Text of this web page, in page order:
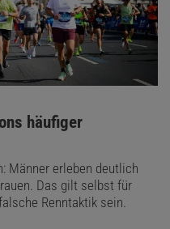
häufiger
Männer erleben deutlich
Das gilt selbst für
Renntaktik sein.